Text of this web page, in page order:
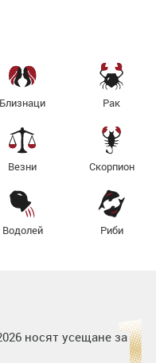
Близнаци Рак
Везни Скорпион
Водолей Риби
носят усещане за